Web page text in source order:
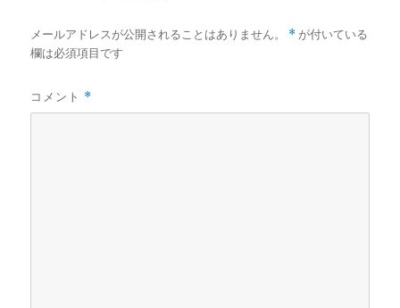
メールアドレスが公開されることはありません。 * が付いている
欄は必須項目です
コメント *